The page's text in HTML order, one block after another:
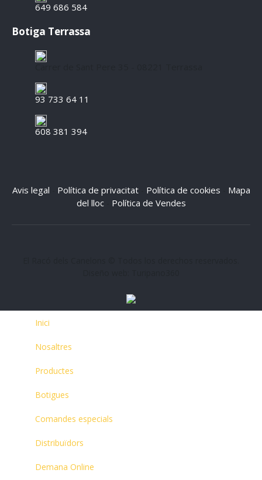
649 686 584
Botiga Terrassa
93 733 64 11
608 381 394
Avis legal Política de privacitat- Política de cookies
Mapa
del lloc- Política de Vendes
Inici
Nosaltres
Productes
Botigues
Comandes especials
Distribuïdors
Demana Online